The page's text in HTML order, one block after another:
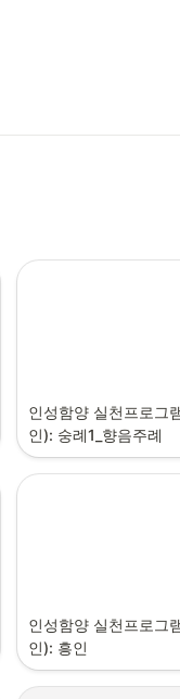
인성함양 실천프로그
인): 숭례1_향음주례
인성함양 실천프로그
인): 흥인